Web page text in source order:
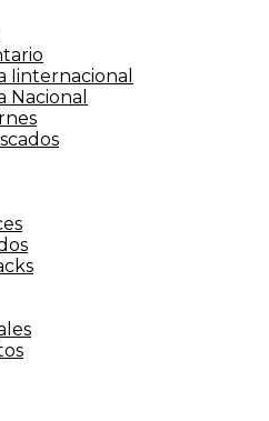
Iinternacional
Nacional